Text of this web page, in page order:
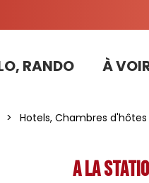
RANDO À
> Hotels, Chambres d'hôtes
A la